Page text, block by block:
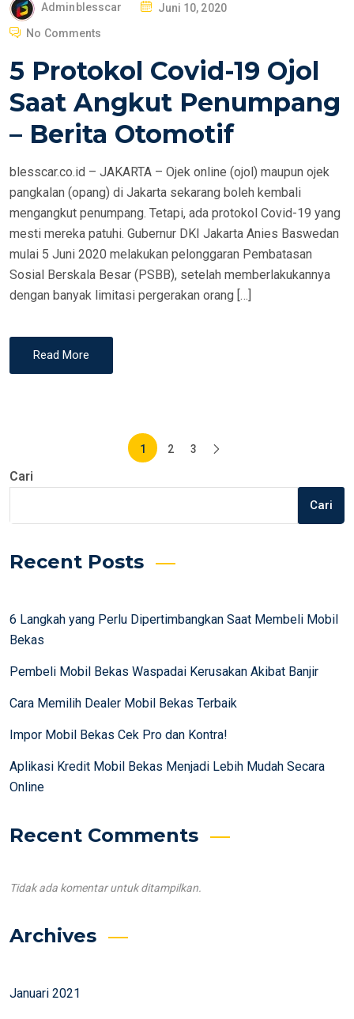
Adminblesscar
T
D
O
Juni 10, 2020
No Comments
5 Protokol Covid-19 Ojol
Saat Angkut Penumpang
– Berita Otomotif
blesscar.co.id – JAKARTA – Ojek online (ojol) maupun ojek
pangkalan (opang) di Jakarta sekarang boleh kembali
mengangkut penumpang. Tetapi, ada protokol Covid-19 yang
mesti mereka patuhi. Gubernur DKI Jakarta Anies Baswedan
mulai 5 Juni 2020 melakukan pelonggaran Pembatasan
Sosial Berskala Besar (PSBB), setelah memberlakukannya
dengan banyak limitasi pergerakan orang […]
Read More
Paginasi
pos
1 2 3
Cari
Cari
Recent Posts
6 Langkah yang Perlu Dipertimbangkan Saat Membeli Mobil
Bekas
Pembeli Mobil Bekas Waspadai Kerusakan Akibat Banjir
Cara Memilih Dealer Mobil Bekas Terbaik
Impor Mobil Bekas Cek Pro dan Kontra!
Aplikasi Kredit Mobil Bekas Menjadi Lebih Mudah Secara
Online
Recent Comments
Tidak ada komentar untuk ditampilkan.
Archives
Januari 2021